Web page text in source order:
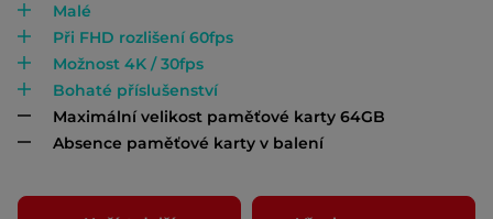
Malé
Při FHD rozlišení 60fps
Možnost 4K / 30fps
Bohaté příslušenství
Maximální velikost paměťové karty 64GB
Absence paměťové karty v balení